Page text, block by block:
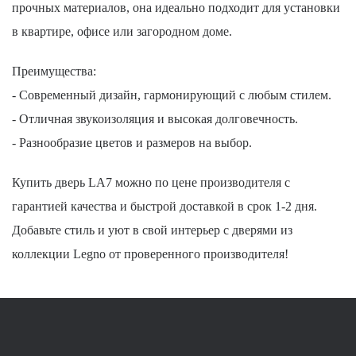
прочных материалов, она идеально подходит для установки
в квартире, офисе или загородном доме.
Преимущества:
- Современный дизайн, гармонирующий с любым стилем.
- Отличная звукоизоляция и высокая долговечность.
- Разнообразие цветов и размеров на выбор.
Купить дверь LA7 можно по цене производителя с
гарантией качества и быстрой доставкой в срок 1-2 дня.
Добавьте стиль и уют в свой интерьер с дверями из
коллекции Legno от проверенного производителя!